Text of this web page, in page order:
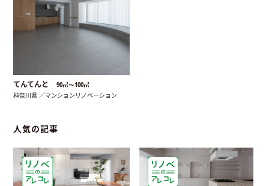
てんてんと 90㎡〜100㎡
神奈川県 ／マンションリノベーション
人気の記事